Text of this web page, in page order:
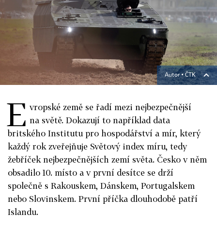
Autor ▪ČTK
E vropské země se řadí mezi nejbezpečnější
na světě. Dokazují to například data
britského Institutu pro hospodářství a mír, který
každý rok zveřejňuje Světový index míru, tedy
žebříček nejbezpečnějších zemí světa. Česko v něm
obsadilo 10. místo a v první desítce se drží
společně s Rakouskem, Dánskem, Portugalskem
nebo Slovinskem. První příčka dlouhodobě patří
Islandu.